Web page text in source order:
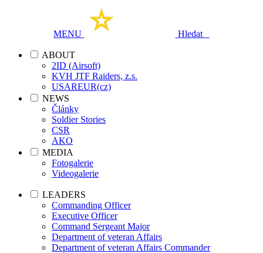
MENU Hledat
ABOUT
2ID (Airsoft)
KVH JTF Raiders, z.s.
USAREUR(cz)
NEWS
Články
Soldier Stories
CSR
AKO
MEDIA
Fotogalerie
Videogalerie
LEADERS
Commanding Officer
Executive Officer
Command Sergeant Major
Department of veteran Affairs
Department of veteran Affairs Commander